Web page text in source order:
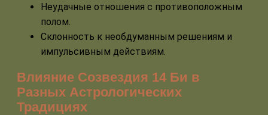
Неудачные отношения с противоположным
полом.
Склонность к необдуманным решениям и
импульсивным действиям.
Влияние Созвездия 14 Би в
Разных Астрологических
Традициях